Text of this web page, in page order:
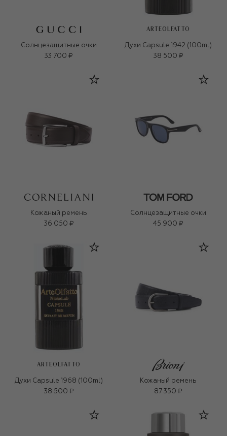
Солнцезащитные очки
33 700 ₽
ARTEOLFATTO
Духи Capsule 1942 (100ml)
38 500 ₽
Кожаный ремень
36 050 ₽
Солнцезащитные очки
45 900 ₽
ARTEOLFATTO
Духи Capsule 1968 (100ml)
38 500 ₽
Кожаный ремень
87 350 ₽